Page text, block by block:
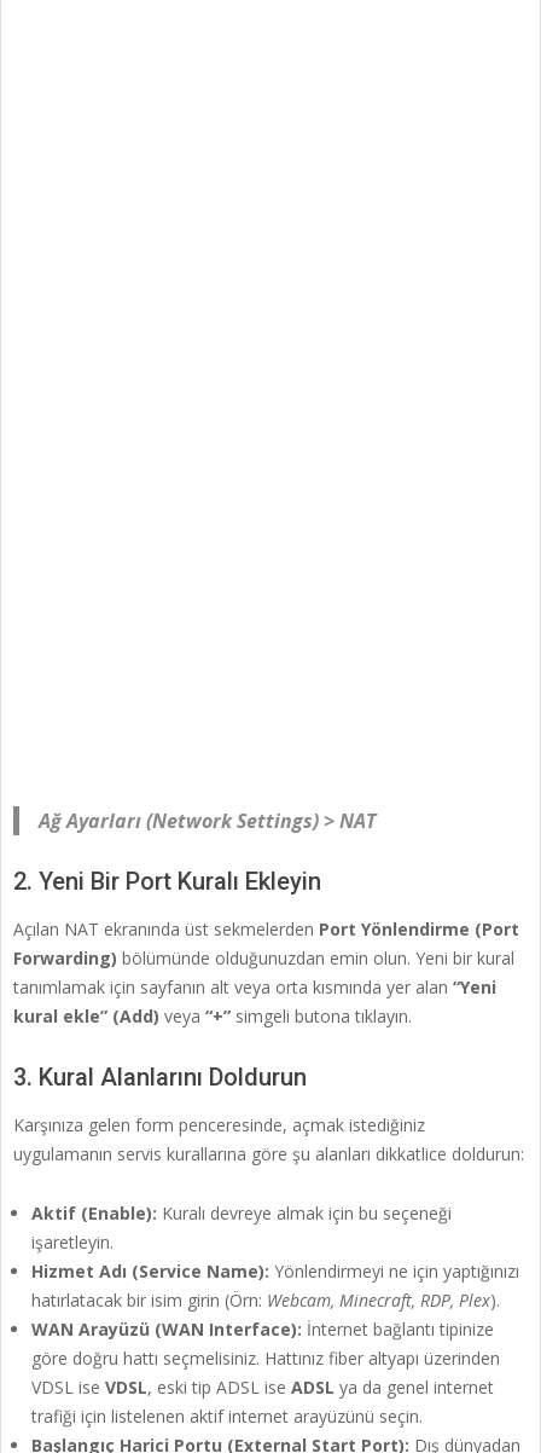
Ağ Ayarları (Network Settings) > NAT
2. Yeni Bir Port Kuralı Ekleyin
Açılan NAT ekranında üst sekmelerden Port Yönlendirme (Port
Forwarding) bölümünde olduğunuzdan emin olun. Yeni bir kural
tanımlamak için sayfanın alt veya orta kısmında yer alan “Yeni
kural ekle” (Add) veya “+” simgeli butona tıklayın.
3. Kural Alanlarını Doldurun
Karşınıza gelen form penceresinde, açmak istediğiniz
uygulamanın servis kurallarına göre şu alanları dikkatlice doldurun:
Aktif (Enable): Kuralı devreye almak için bu seçeneği
işaretleyin.
Hizmet Adı (Service Name): Yönlendirmeyi ne için yaptığınızı
hatırlatacak bir isim girin (Örn: Webcam, Minecraft, RDP, Plex).
WAN Arayüzü (WAN Interface): İnternet bağlantı tipinize
göre doğru hattı seçmelisiniz. Hattınız fiber altyapı üzerinden
VDSL ise VDSL, eski tip ADSL ise ADSL ya da genel internet
trafiği için listelenen aktif internet arayüzünü seçin.
Başlangıç Harici Portu (External Start Port): Dış dünyadan